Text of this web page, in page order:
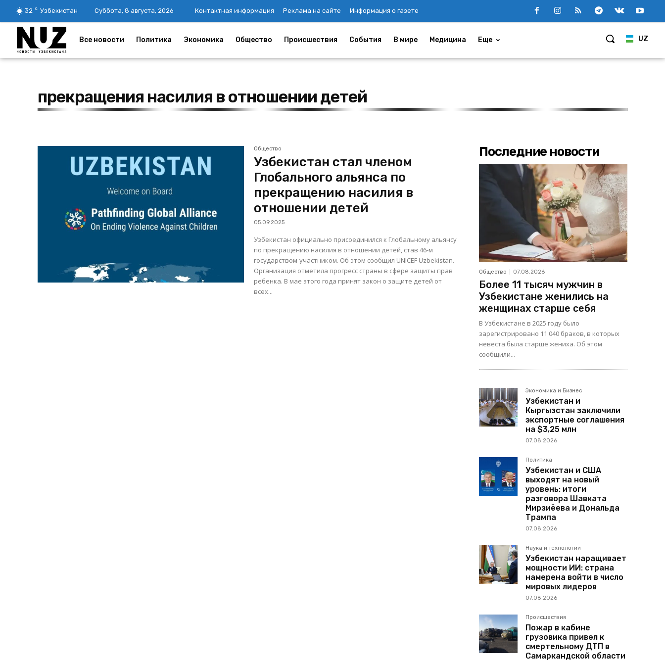
32 C Узбекистан Суббота, 8 августа, 2026 Контактная информация Реклама на сайте Информация о газете
UZ
Все новости Политика Экономика Общество Происшествия События В мире Медицина Еще
прекращения насилия в отношении детей
Общество
Узбекистан стал членом
Глобального альянса по
прекращению насилия в
отношении детей
05.09.2025
Узбекистан официально присоединился к Глобальному альянсу
по прекращению насилия в отношении детей, став 46-м
государством-участником. Об этом сообщил UNICEF Uzbekistan.
Организация отметила прогресс страны в сфере защиты прав
ребенка. В мае этого года принят закон о защите детей от
всех...
Последние новости
Общество 07.08.2026
Более 11 тысяч мужчин в
Узбекистане женились на
женщинах старше себя
В Узбекистане в 2025 году было
зарегистрировано 11 040 браков, в которых
невеста была старше жениха. Об этом
сообщили...
Экономика и Бизнес
Узбекистан и
Кыргызстан заключили
экспортные соглашения
на $3,25 млн
07.08.2026
Политика
Узбекистан и США
выходят на новый
уровень: итоги
разговора Шавката
Мирзиёева и Дональда
Трампа
07.08.2026
Наука и технологии
Узбекистан наращивает
мощности ИИ: страна
намерена войти в число
мировых лидеров
07.08.2026
Происшествия
Пожар в кабине
грузовика привел к
смертельному ДТП в
Самаркандской области